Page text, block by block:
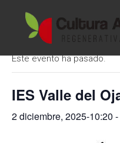
content
C
L
T
U
A
« Todos los Eventos
Este evento ha pasado.
IES Valle del
2 diciembre, 2025-10:20 -